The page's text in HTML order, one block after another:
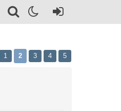
1 2 3 4 5